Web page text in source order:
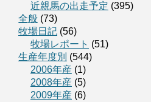
近親馬の出走予定 (395)
全般 (73)
牧場日記 (56)
牧場レポート (51)
生産年度別 (544)
2006年産 (1)
2008年産 (5)
2009年産 (6)